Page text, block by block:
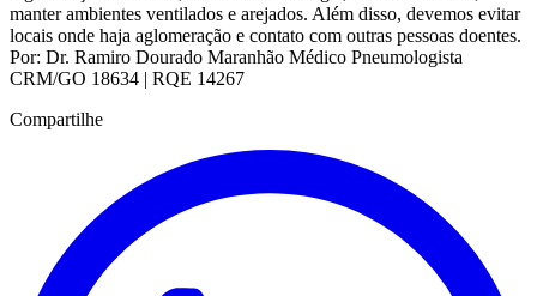
manter ambientes ventilados e arejados. Além disso, devemos evitar
locais onde haja aglomeração e contato com outras pessoas doentes.
Por: Dr. Ramiro Dourado Maranhão Médico Pneumologista
CRM/GO 18634 | RQE 14267
Compartilhe